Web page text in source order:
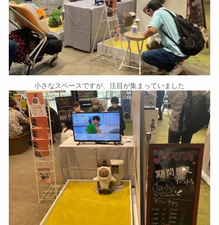
小さなスペースですが、注目が集まっていました